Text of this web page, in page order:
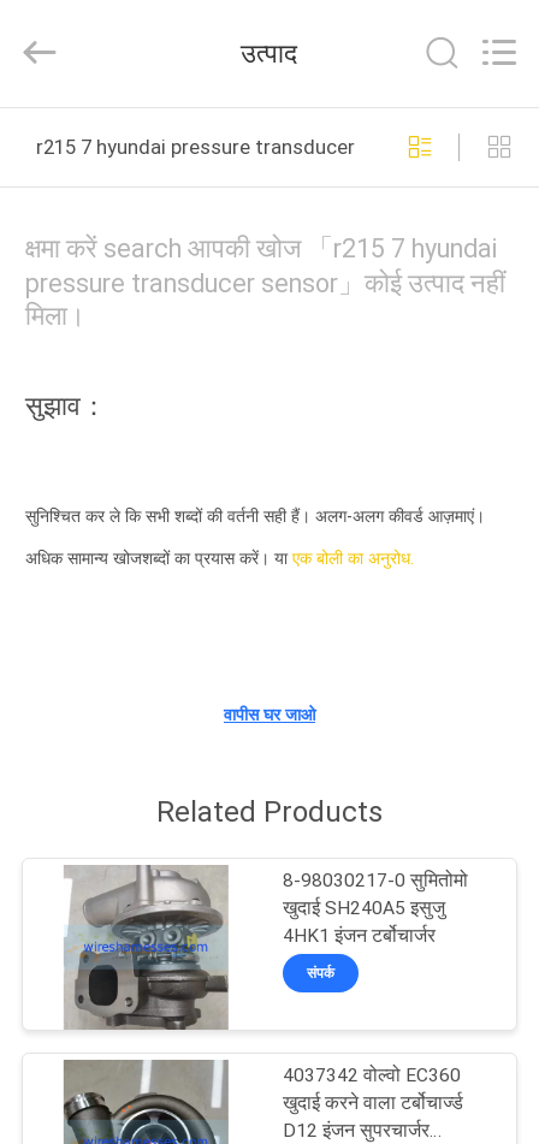
हमारे
बारे
गुणवत्ता
साइटमैप
PRIVACY
POLICY
Management
Services
All
Reserved.
उत्पाद
r215 7 hyundai pressure transducer sensor ऑनलाइन
क्षमा करें search आपकी खोज 「r215 7 hyundai
pressure transducer sensor」कोई उत्पाद नहीं
मिला।
सुझाव：
सुनिश्चित कर ले कि सभी शब्दों की वर्तनी सही हैं। अलग-अलग कीवर्ड आज़माएं।
अधिक सामान्य खोजशब्दों का प्रयास करें। याएक बोली का अनुरोध.
वापीस घर जाओ
Related Products
8-98030217-0 सुमितोमो
खुदाई SH240A5 इसुजु
4HK1 इंजन टर्बोचार्जर
संपर्क
4037342 वोल्वो EC360
खुदाई करने वाला टर्बोचार्ज्ड
D12 इंजन सुपरचार्जर